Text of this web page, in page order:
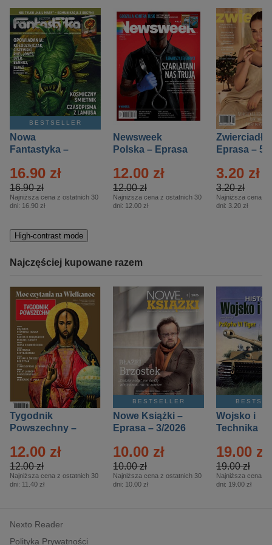
BESTSELLER
Nowa
Fantastyka –
16.90 zł
16.90 zł
Najniższa cena z ostatnich 30
dni: 16.90 zł
Newsweek
Polska – Eprasa
12.00 zł
12.00 zł
Najniższa cena z ostatnich 30
dni: 12.00 zł
Zwierciadło
Eprasa – 5/
3.20 zł
3.20 zł
Najniższa cena z
dni: 3.20 zł
High-contrast mode
Najczęściej kupowane razem
Tygodnik
Powszechny –
12.00 zł
12.00 zł
Najniższa cena z ostatnich 30
dni: 11.40 zł
BESTSELLER
Nowe Książki –
Eprasa – 3/2026
10.00 zł
10.00 zł
Najniższa cena z ostatnich 30
dni: 10.00 zł
Wojsko i
Technika
– 2/2026
19.00 zł
19.00 zł
Najniższa cena z
dni: 19.00 zł
Nexto Reader
Polityka Prywatności